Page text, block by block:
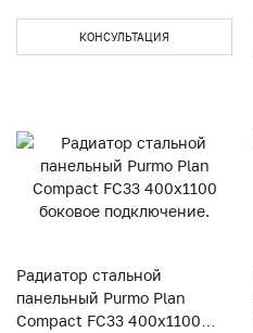
КОНСУЛЬТАЦИЯ
Радиатор стальной
панельный Purmo Plan
Compact FC33 400x1100